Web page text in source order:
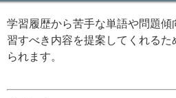
学習履歴から苦手な単語や問題
習すべき内容を提案してくれる
られます。